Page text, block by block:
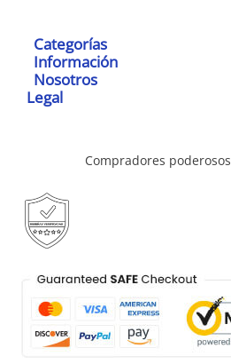
Categorías
Información
Nosotros
Legal
Compradores poderosos